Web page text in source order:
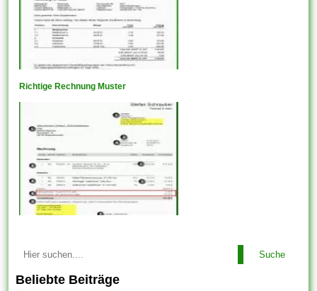
Richtige Rechnung Muster
Suche
Beliebte Beiträge